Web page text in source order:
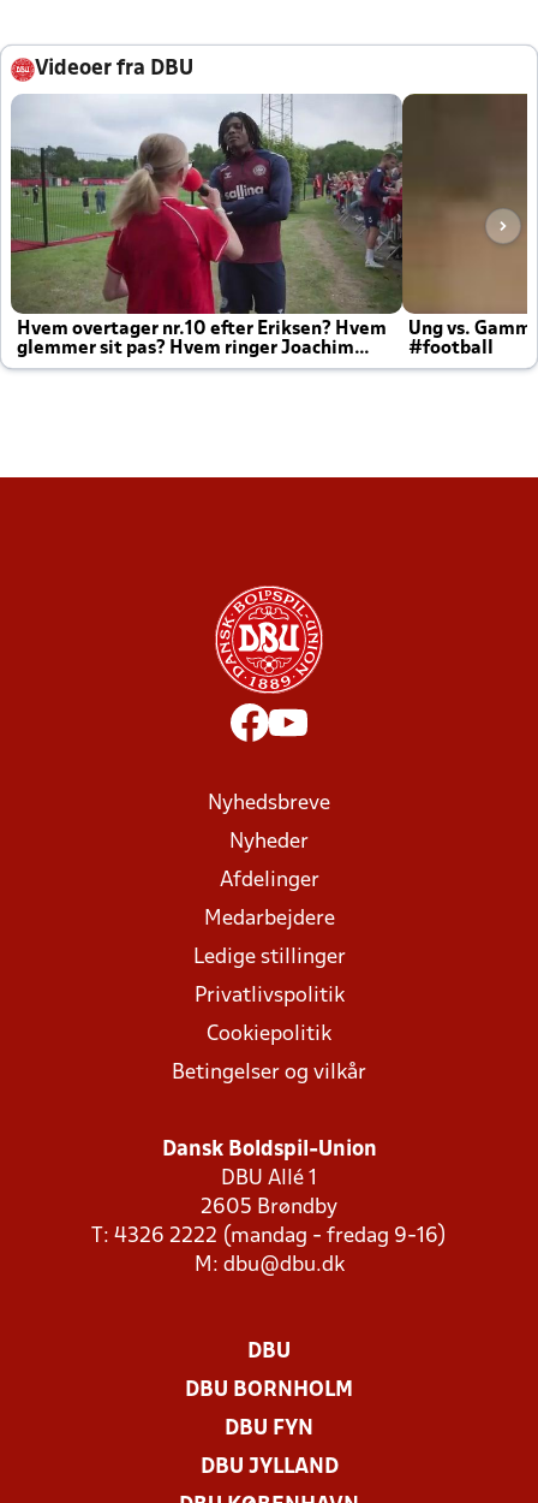
Videoer fra DBU
Hvem overtager nr.10 efter Eriksen? Hvem
glemmer sit pas? Hvem ringer Joachim
altid til efter kampe?
Ung vs.
#football
Nyhedsbreve
Nyheder
Afdelinger
Medarbejdere
Ledige stillinger
Privatlivspolitik
Cookiepolitik
Betingelser og vilkår
Dansk Boldspil-Union
DBU Allé 1
2605 Brøndby
T: 4326 2222 (mandag - fredag 9-16)
M: dbu@dbu.dk
DBU
DBU BORNHOLM
DBU FYN
DBU JYLLAND